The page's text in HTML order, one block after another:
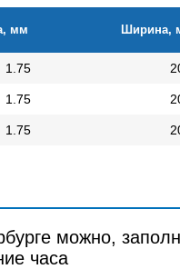
мм Ширина,
1.75
1.75
1.75
можно,
часа